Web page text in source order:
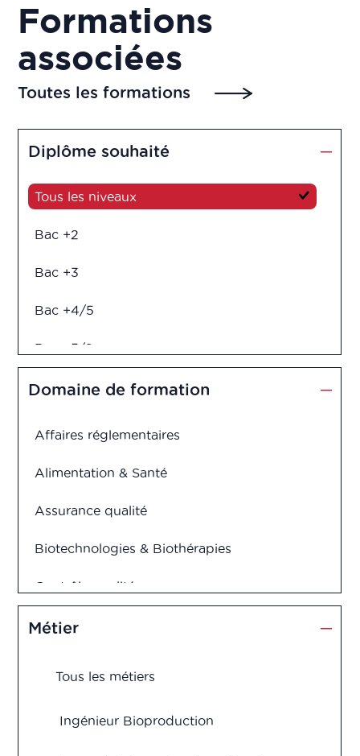
Formations
associées
Toutes les formations
Diplôme souhaité
Tous les niveaux
Bac +2
Bac +3
Bac +4/5
Bac +5/6
Diplôme d'ingénieur
Domaine de formation
Affaires réglementaires
Alimentation & Santé
Assurance qualité
Biotechnologies & Biothérapies
Contrôle qualité
Cosmétiques
Métier
Tous les métiers
Ingénieur Bioproduction